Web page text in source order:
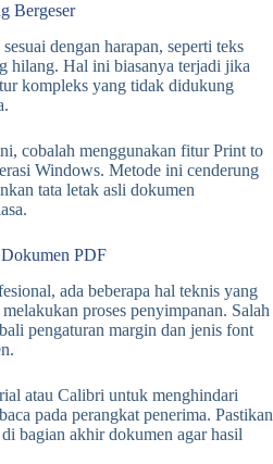
Bergeser
dengan harapan, seperti teks
hilang. Hal ini biasanya terjadi jika
kompleks yang tidak didukung
cobalah menggunakan fitur Print to
Windows. Metode ini cenderung
tata letak asli dokumen
PDF
ada beberapa hal teknis yang
proses penyimpanan. Salah
pengaturan margin dan jenis font
atau Calibri untuk menghindari
pada perangkat penerima. Pastikan
bagian akhir dokumen agar hasil